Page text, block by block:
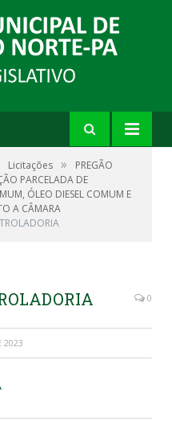
Licitações »
PREGÃO
PARCELADA DE
ÓLEO DIESEL COMUM E
A CÂMARA
0
2023